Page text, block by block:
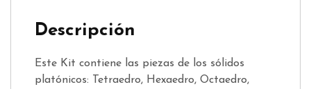
Descripción
Este Kit contiene las piezas de los sólidos
platónicos: Tetraedro, Hexaedro, Octaedro,